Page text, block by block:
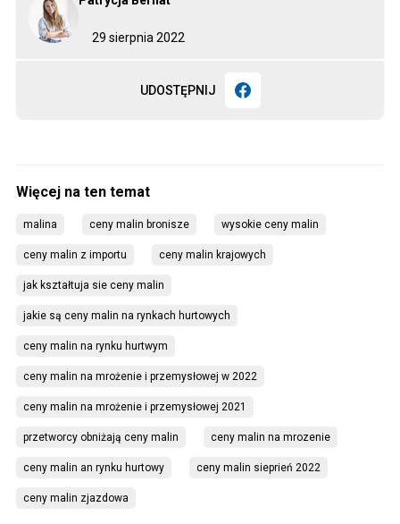
29 sierpnia 2022
UDOSTĘPNIJ
malina ceny malin bronisze wysokie ceny malin
ceny malin z importu ceny malin krajowych
jak kształtuja sie ceny malin
jakie są ceny malin na rynkach hurtowych
ceny malin na rynku hurtwym
ceny malin na mrożenie i przemysłowej w 2022
ceny malin na mrożenie i przemysłowej 2021
przetworcy obniżają ceny malin ceny malin na mrozenie
ceny malin an rynku hurtowy ceny malin sieprień 2022
ceny malin zjazdowa